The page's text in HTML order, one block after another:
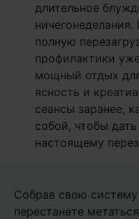
длительное
полную
профилактики
мощный отдых
ясность и
сеансы заранее,
собой, чтобы
настоящему
Собрав свою
перестанете